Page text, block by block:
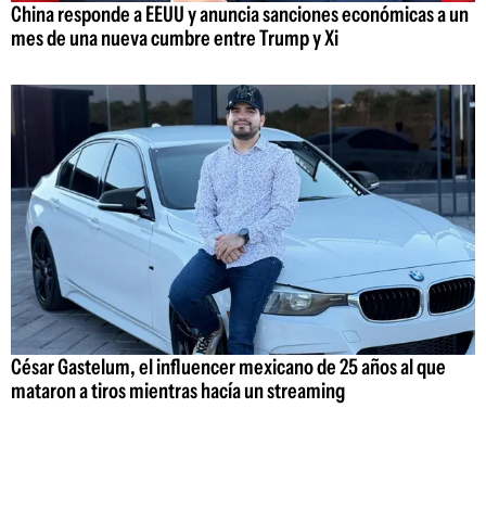
China responde a EEUU y anuncia sanciones económicas a un
mes de una nueva cumbre entre Trump y Xi
César Gastelum, el influencer mexicano de 25 años al que
mataron a tiros mientras hacía un streaming